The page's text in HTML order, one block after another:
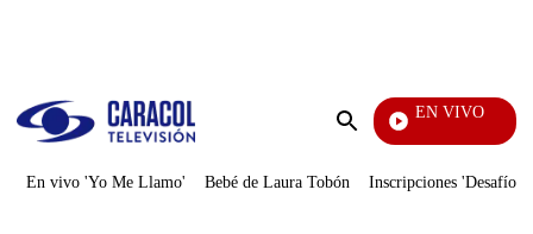
Enviar
EN VIVO
La Red
En vivo 'Yo Me Llamo' Bebé de Laura Tobón Inscripciones 'Desafío'